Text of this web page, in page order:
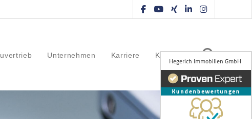
Unternehmen Karriere Kontakt